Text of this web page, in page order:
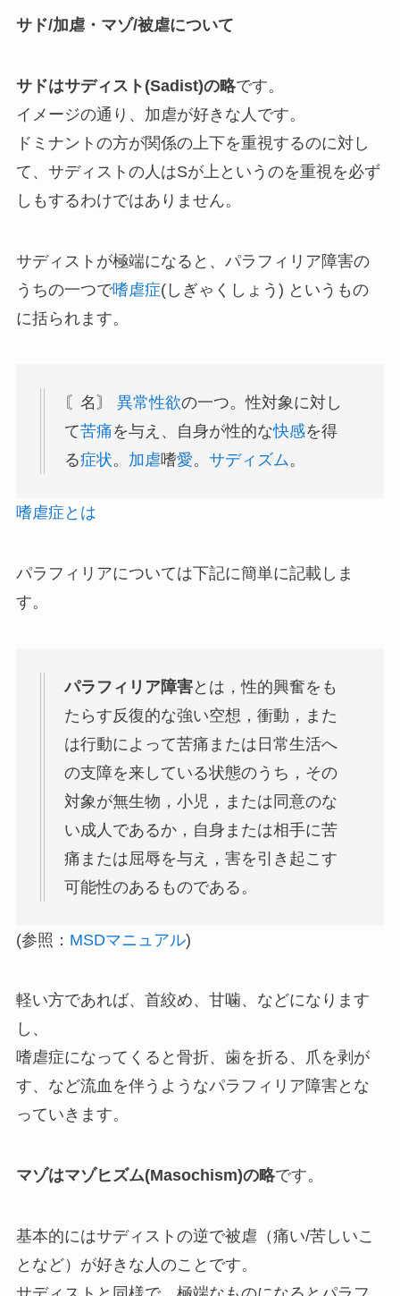
サド/加虐・マゾ/被虐について
サドはサディスト(Sadist)の略です。
イメージの通り、加虐が好きな人です。
ドミナントの方が関係の上下を重視するのに対し
て、サディストの人はSが上というのを重視を必ず
しもするわけではありません。
サディストが極端になると、パラフィリア障害の
うちの一つで嗜虐症(しぎゃくしょう) というもの
に括られます。
〘名〙 異常性欲の一つ。性対象に対し
て苦痛を与え、自身が性的な快感を得
る症状。 加虐嗜愛。 サディズム。
嗜虐症とは
パラフィリアについては下記に簡単に記載しま
す。
パラフィリア障害とは，性的興奮をも
たらす反復的な強い空想，衝動，また
は行動によって苦痛または日常生活へ
の支障を来している状態のうち，その
対象が無生物，小児，または同意のな
い成人であるか，自身または相手に苦
痛または屈辱を与え，害を引き起こす
可能性のあるものである。
(参照： MSDマニュアル)
軽い方であれば、首絞め、甘噛、などになります
し、
嗜虐症になってくると骨折、歯を折る、爪を剥が
す、など流血を伴うようなパラフィリア障害とな
っていきます。
マゾはマゾヒズム(Masochism)の略です。
基本的にはサディストの逆で被虐（痛い/苦しいこ
となど）が好きな人のことです。